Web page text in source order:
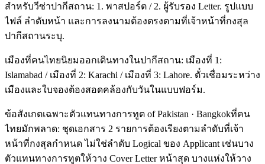
สำหรับวีซ่าปากีสถาน: 1. พาสปอร์ต / 2. ผู้รับรอง Letter. รูปแบบ
ไฟล์ ลำดับหน้า และการลงนามต้องตรงตามที่เจ้าหน้าที่กงสุล
ปากีสถานระบุ.
เมืองที่คนไทยนิยมออกเดินทางในปากีสถาน: เมืองที่ 1:
Islamabad / เมืองที่ 2: Karachi / เมืองที่ 3: Lahore. ตั๋วเชื่อมระหว่าง
เมืองและใบจองต้องสอดคล้องกับวันในแบบฟอร์ม.
ข้อสังเกตเฉพาะตัวแทนทางการทูต of Pakistan · Bangkokที่คน
ไทยมักพลาด: ชุดเอกสาร 2 รายการต้องเรียงตามลำดับที่เจ้า
หน้าที่กงสุลกำหนด ไม่ใช่ลำดับ Logical ของ Applicant เช่นบาง
ตัวแทนทางการทูตให้วาง Cover Letter หน้าสุด บางแห่งให้วาง